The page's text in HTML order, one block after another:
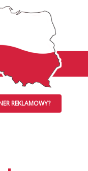
REKLAMOWY?